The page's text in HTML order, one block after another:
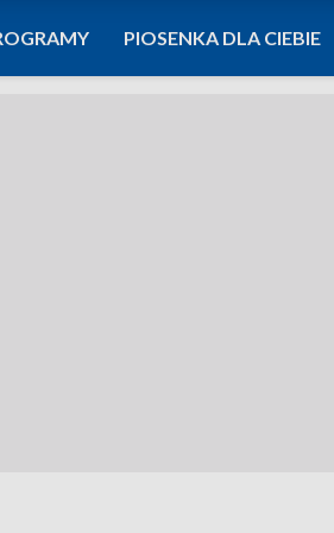
PIOSENKA DLA CIEBIE